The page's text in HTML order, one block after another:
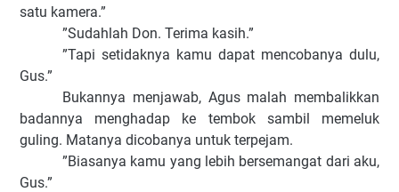
satu kamera.”
”Sudahlah Don. Terima kasih.”
”Tapi setidaknya kamu dapat mencobanya dulu,
Gus.”
Bukannya menjawab, Agus malah membalikkan
badannya menghadap ke tembok sambil memeluk
guling. Matanya dicobanya untuk terpejam.
”Biasanya kamu yang lebih bersemangat dari aku,
Gus.”